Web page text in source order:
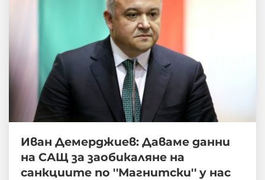
Иван Демерджиев: Даваме данни
на САЩ за заобикаляне на
санкциите по ''Магнитски'' у нас